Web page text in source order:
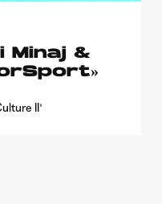
Minaj &
II'